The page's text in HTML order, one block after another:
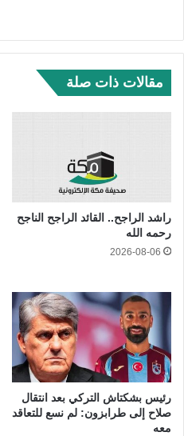
مقالات ذات صلة
راشد الراجح.. القائد الراجح الناجح
رحمه الله
2026-08-06
رئيس بشكتاش التركي بعد انتقال
صلاح إلى طرابزون: لم نسع للتعاقد
معه